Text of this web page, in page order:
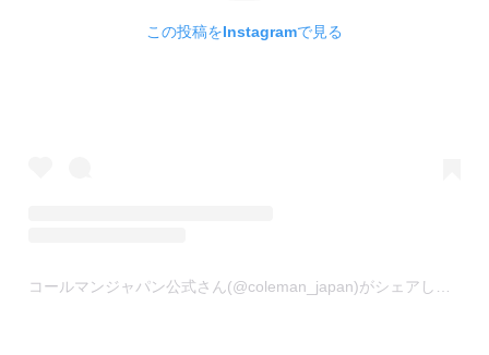
この投稿をInstagramで見る